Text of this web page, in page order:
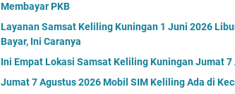
Membayar PKB
Layanan Samsat Keliling Kuningan 1 Juni 2026
Bayar, Ini Caranya
Ini Empat Lokasi Samsat Keliling Kuningan Jumat 7
Jumat 7 Agustus 2026 Mobil SIM Keliling Ada di